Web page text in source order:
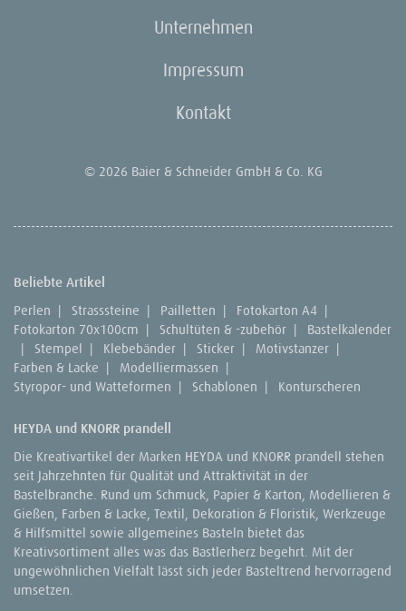
Unternehmen
Impressum
Kontakt
© 2026 Baier & Schneider GmbH & Co. KG
Beliebte Artikel
Perlen | Strasssteine | Pailletten | Fotokarton A4 |
Fotokarton 70x100cm | Schultüten & -zubehör |
Bastelkalender
|
Stempel | Klebebänder | Sticker | Motivstanzer |
Farben & Lacke | Modelliermassen |
Styropor- und Watteformen | Schablonen | Konturscheren
HEYDA und KNORR prandell
Die Kreativartikel der Marken HEYDA und KNORR prandell stehen
seit Jahrzehnten für Qualität und Attraktivität in der
Bastelbranche. Rund um Schmuck, Papier & Karton, Modellieren &
Gießen, Farben & Lacke, Textil, Dekoration & Floristik, Werkzeuge
& Hilfsmittel sowie allgemeines Basteln bietet das
Kreativsortiment alles was das Bastlerherz begehrt. Mit der
ungewöhnlichen Vielfalt lässt sich jeder Basteltrend hervorragend
umsetzen.